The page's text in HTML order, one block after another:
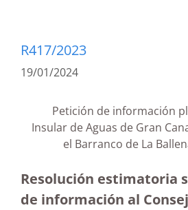
R417/2023
19/01/2024
Petición de información
Insular de Aguas de Gran
el Barranco de La
Resolución estimatoria
de información al